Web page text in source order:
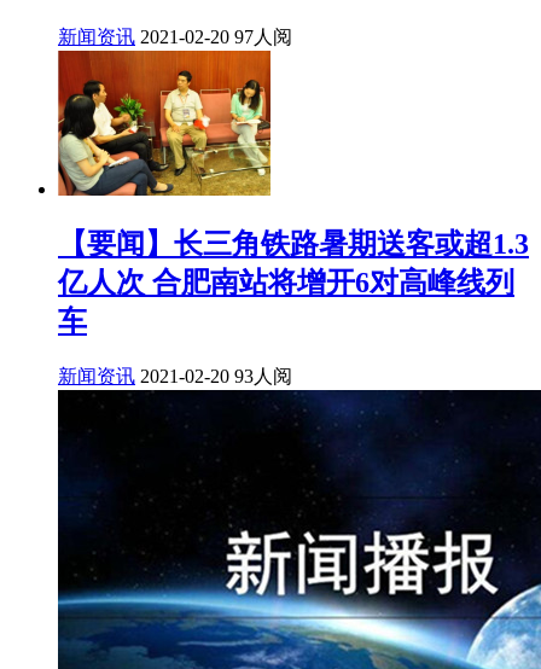
新闻资讯 2021-02-20 97人阅
【要闻】长三角铁路暑期送客或超1.3
亿人次 合肥南站将增开6对高峰线列
车
新闻资讯 2021-02-20 93人阅